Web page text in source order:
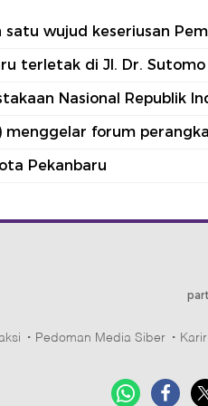
wujud keseriusan
terletak di Jl. Dr. Sutomo
Nasional Republik
menggelar forum
Pekanbaru
Pedoman Media Siber Karir